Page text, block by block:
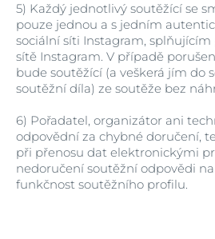
5) Každý jednotlivý soutěžící se
pouze jednou a s jedním
sociální síti Instagram,
sítě Instagram. V případě
bude soutěžící (a veškerá jím do
soutěžní díla) ze soutěže bez
6) Pořadatel, organizátor ani
odpovědní za chybné doručení,
při přenosu dat elektronickými
nedoručení soutěžní odpovědi
funkčnost soutěžního profilu.